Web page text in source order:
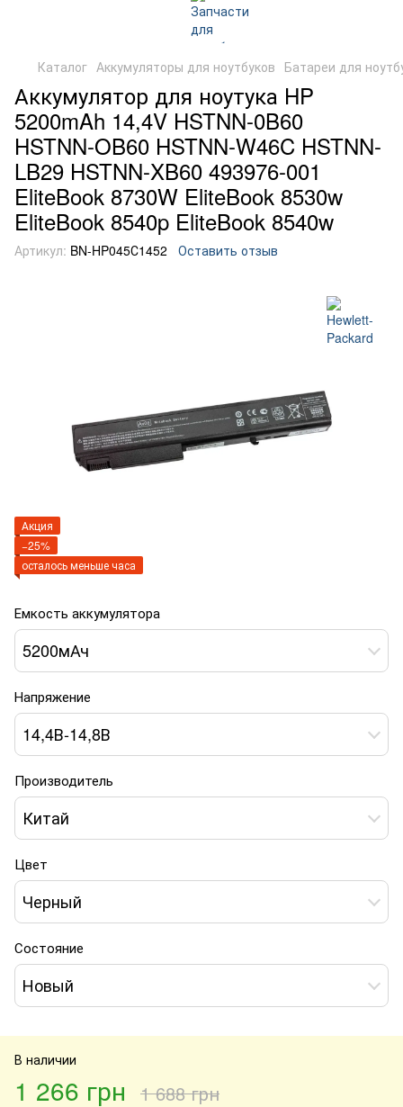
Каталог Аккумуляторы для ноутбуков Батареи для
Аккумулятор для ноутука HP
5200mAh 14,4V HSTNN-0B60
HSTNN-OB60 HSTNN-W46C HSTNN-
LB29 HSTNN-XB60 493976-001
EliteBook 8730W EliteBook 8530w
EliteBook 8540p EliteBook 8540w
Артикул: BN-HP045С1452 Оставить отзыв
Акция
−25%
осталось меньше часа
Емкость аккумулятора
5200мАч
Напряжение
14,4В-14,8В
Производитель
Китай
Цвет
Черный
Состояние
Новый
В наличии
1 266 грн 1 688 грн